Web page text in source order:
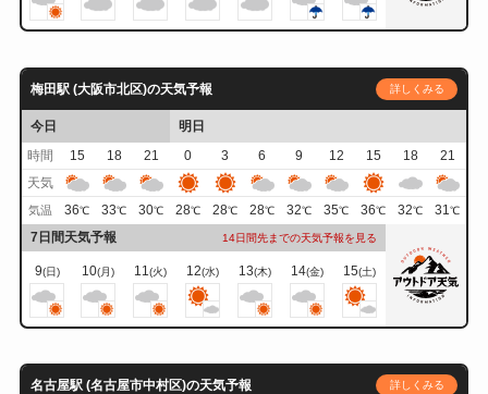
梅田駅 (大阪市北区)の天気予報 詳しくみる
今日
明日
時間
15 18 21 0 3 6 9 12 15 18
21
天気
気温 36℃ 33℃ 30℃ 28℃ 28℃ 28℃ 32℃ 35℃ 36℃ 32℃ 31℃
7日間天気予報 14日間先までの天気予報を見る
9(日) 10(月) 11 (火) 12(水) 13(木) 14(金) 15(土)
名古屋駅 (名古屋市中村区)の天気予報 詳しくみる